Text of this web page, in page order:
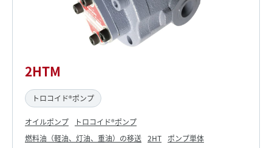
2HTM
トロコイド®ポンプ
オイルポンプ
トロコイド®ポンプ
燃料油（軽油、灯油、重油）の移送 2HT ポンプ単体